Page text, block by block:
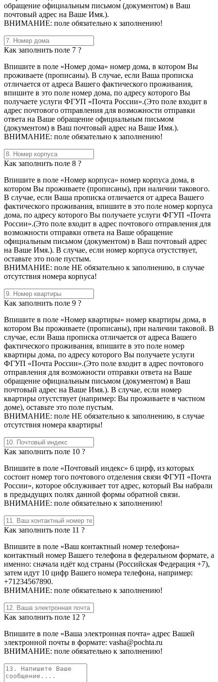
обращение официальным письмом (документом) в Ваш
почтовый адрес на Ваше Имя.).
ВНИМАНИЕ: поле обязательно к заполнению!
Как заполнить поле 7 ?
Впишите в поле «Номер дома» номер дома, в котором Вы
проживаете (прописаны). В случае, если Ваша прописка
отличается от адреса Вашего фактического проживания,
впишите в это поле номер дома, по адресу которого Вы
получаете услуги ФГУП «Почта России».(Это поле входит в
адрес почтового отправления для возможности отправки
ответа на Ваше обращение официальным письмом
(документом) в Ваш почтовый адрес на Ваше Имя.).
ВНИМАНИЕ: поле обязательно к заполнению!
Как заполнить поле 8 ?
Впишите в поле «Номер корпуса» номер корпуса дома, в
котором Вы проживаете (прописаны), при наличии такового.
В случае, если Ваша прописка отличается от адреса Вашего
фактического проживания, впишите в это поле номер корпуса
дома, по адресу которого Вы получаете услуги ФГУП «Почта
России».(Это поле входит в адрес почтового отправления для
возможности отправки ответа на Ваше обращение
официальным письмом (документом) в Ваш почтовый адрес
на Ваше Имя.). В случае, если номер корпуса отустствует,
оставьте это поле пустым.
ВНИМАНИЕ: поле НЕ обязательно к заполнению, в случае
отсутствия номера корпуса!
Как заполнить поле 9 ?
Впишите в поле «Номер квартиры» номер квартиры дома, в
котором Вы проживаете (прописаны), при наличии таковой. В
случае, если Ваша прописка отличается от адреса Вашего
фактического проживания, впишите в это поле номер
квартиры дома, по адресу которого Вы получаете услуги
ФГУП «Почта России».(Это поле входит в адрес почтового
отправления для возможности отправки ответа на Ваше
обращение официальным письмом (документом) в Ваш
почтовый адрес на Ваше Имя.). В случае, если номер
квартиры отустствует (например: Вы проживаете в частном
доме), оставьте это поле пустым.
ВНИМАНИЕ: поле НЕ обязательно к заполнению, в случае
отсутствия номера квартиры!
Как заполнить поле 10 ?
Впишите в поле «Почтовый индекс» 6 цирф, из которых
состоит номер того почтового отделения связи ФГУП «Почта
России», которое обслуживает тот адрес, который Вы набрали
в предыдущих полях данной формы обратной связи.
ВНИМАНИЕ: поле обязательно к заполнению!
Как заполнить поле 11 ?
Впишите в поле «Ваш контактный номер телефона»
контактный номер Вашего телефона в федеральном формате, а
именно: сначала идёт код страны (Российская Федерация +7),
затем идут 10 цифр Вашего номера телефона, например:
+71234567890.
ВНИМАНИЕ: поле обязательно к заполнению!
Как заполнить поле 12 ?
Впишите в поле «Ваша электронная почта» адрес Вашей
электронной почты в формате: vasha@pochta.ru
ВНИМАНИЕ: поле обязательно к заполнению!